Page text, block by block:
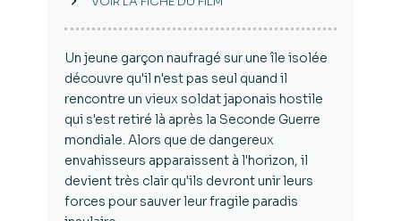
Un jeune garçon naufragé sur une île isolée
découvre qu'il n'est pas seul quand il
rencontre un vieux soldat japonais hostile
qui s'est retiré là après la Seconde Guerre
mondiale. Alors que de dangereux
envahisseurs apparaissent à l'horizon, il
devient très clair qu'ils devront unir leurs
forces pour sauver leur fragile paradis